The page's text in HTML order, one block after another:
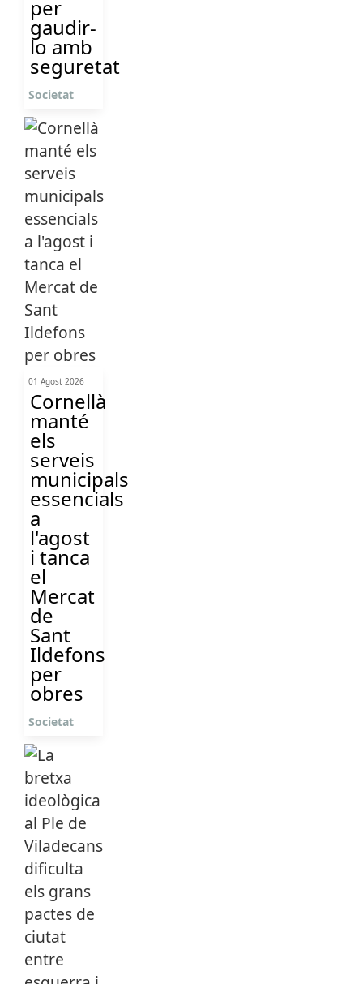
per
gaudir-
lo amb
seguretat
Societat
01 Agost 2026
Cornellà
manté
els
serveis
municipals
essencials
a
l'agost
i tanca
el
Mercat
de
Sant
Ildefons
per
obres
Societat